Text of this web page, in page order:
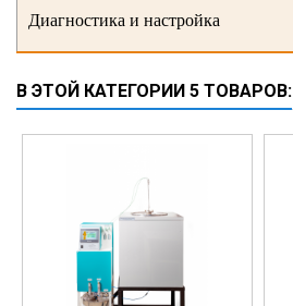
Диагностика и настройка
В ЭТОЙ КАТЕГОРИИ 5 ТОВАРОВ: